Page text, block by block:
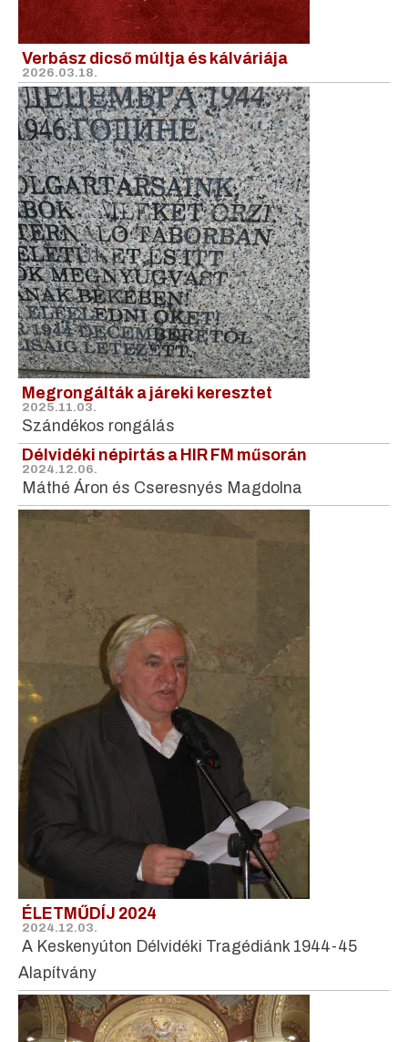
Verbász dicső múltja és kálváriája
2026.03.18.
Megrongálták a járeki keresztet
2025.11.03.
Szándékos rongálás
Délvidéki népirtás a HIR FM műsorán
2024.12.06.
Máthé Áron és Cseresnyés Magdolna
ÉLETMŰDÍJ 2024
2024.12.03.
A Keskenyúton Délvidéki Tragédiánk 1944-45
Alapítvány